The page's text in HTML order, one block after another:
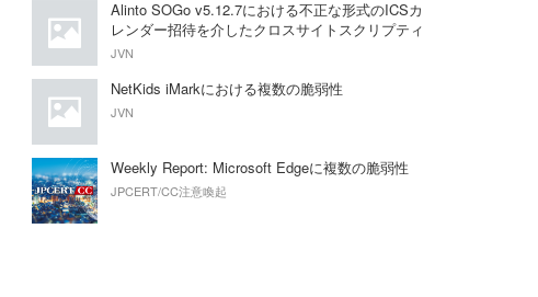
Alinto SOGo v5.12.7における不正な形式のICSカ
レンダー招待を介したクロスサイトスクリプティ
ングの脆弱性
JVN
NetKids iMarkにおける複数の脆弱性
JVN
Weekly Report: Microsoft Edgeに複数の脆弱性
JPCERT/CC注意喚起